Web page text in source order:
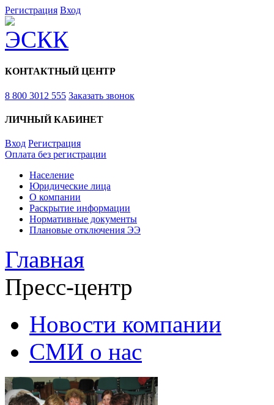
Регистрация Вход
КОНТАКТНЫЙ ЦЕНТР
8 800 3012 555 Заказать звонок
ЛИЧНЫЙ КАБИНЕТ
Вход Регистрация
Оплата без регистрации
Население
Юридические лица
О компании
Раскрытие информации
Нормативные документы
Плановые отключения ЭЭ
Главная
Пресс-центр
Новости компании
СМИ о нас